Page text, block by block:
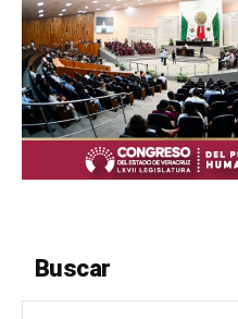
Buscar